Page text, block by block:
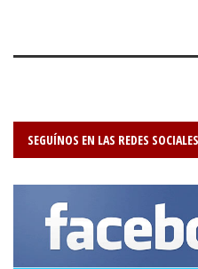
SEGUÍNOS EN LAS REDES SOCIALES